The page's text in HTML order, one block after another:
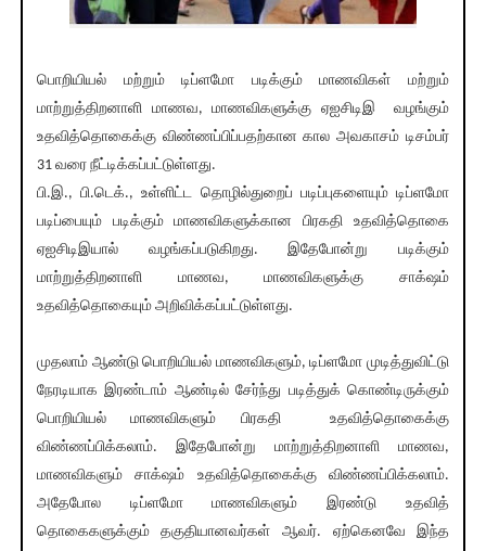
பொறியியல் மற்றும் டிப்ளமோ படிக்கும் மாணவிகள் மற்றும்
மாற்றுத்திறனாளி மாணவ, மாணவிகளுக்கு ஏஐசிடிஇ வழங்கும்
உதவித்தொகைக்கு விண்ணப்பிப்பதற்கான கால அவகாசம் டிசம்பர்
31 வரை நீட்டிக்கப்பட்டுள்ளது.
பி.இ., பி.டெக்., உள்ளிட்ட தொழில்துறைப் படிப்புகளையும் டிப்ளமோ
படிப்பையும் படிக்கும் மாணவிகளுக்கான பிரகதி உதவித்தொகை
ஏஐசிடிஇயால் வழங்கப்படுகிறது. இதேபோன்று படிக்கும்
மாற்றுத்திறனாளி மாணவ, மாணவிகளுக்கு சாக்‌ஷம்
உதவித்தொகையும் அறிவிக்கப்பட்டுள்ளது.
முதலாம் ஆண்டு பொறியியல் மாணவிகளும், டிப்ளமோ முடித்துவிட்டு
நேரடியாக இரண்டாம் ஆண்டில் சேர்ந்து படித்துக் கொண்டிருக்கும்
பொறியியல் மாணவிகளும் பிரகதி உதவித்தொகைக்கு
விண்ணப்பிக்கலாம். இதேபோன்று மாற்றுத்திறனாளி மாணவ,
மாணவிகளும் சாக்‌ஷம் உதவித்தொகைக்கு விண்ணப்பிக்கலாம்.
அதேபோல டிப்ளமோ மாணவிகளும் இரண்டு உதவித்
தொகைகளுக்கும் தகுதியானவர்கள் ஆவர். ஏற்கெனவே இந்த